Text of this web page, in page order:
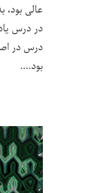
عالی
در درس
درس در
بود.